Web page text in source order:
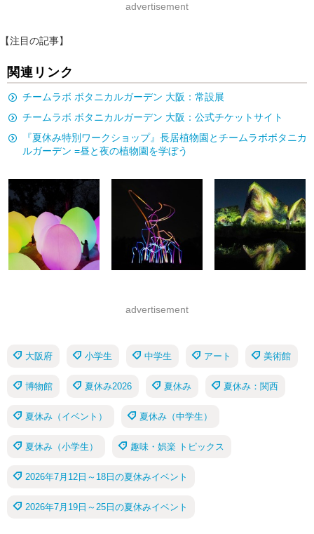
advertisement
【注目の記事】
関連リンク
チームラボ ボタニカルガーデン 大阪：常設展
チームラボ ボタニカルガーデン 大阪：公式チケットサイト
『夏休み特別ワークショップ』長居植物園とチームラボボタニカ
ルガーデン =昼と夜の植物園を学ぼう
advertisement
大阪府 小学生 中学生 アート 美術館
博物館 夏休み2026 夏休み 夏休み：関西
夏休み（イベント） 夏休み（中学生）
夏休み（小学生） 趣味・娯楽 トピックス
2026年7月12日～18日の夏休みイベント
2026年7月19日～25日の夏休みイベント